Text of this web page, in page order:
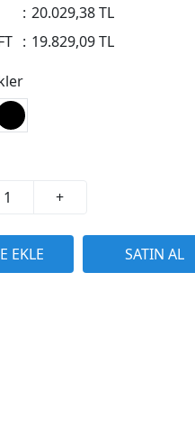
: 20.029,38 TL
: 19.829,09 TL
+